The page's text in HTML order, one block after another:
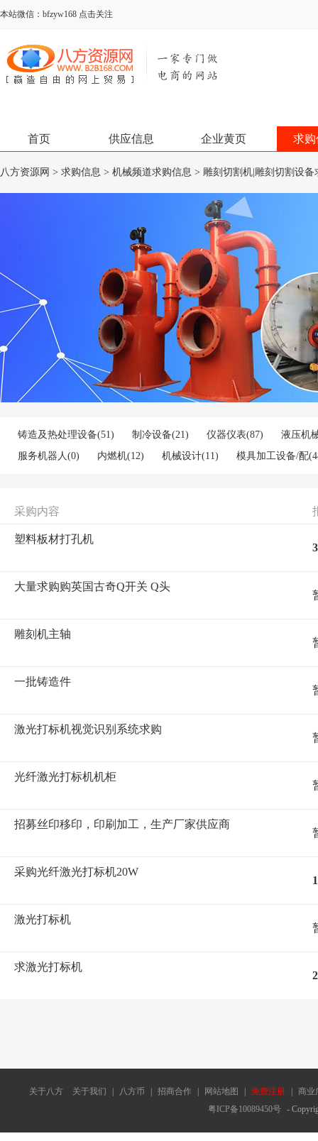
本站微信：bfzyw168 点击关注
首页 供应信息 企业黄页 求
八方资源网 > 求购信息 > 机械频道求购信息 > 雕刻切割机|雕刻切割设备
铸造及热处理设备(51) 制冷设备(21) 仪器仪表(87)
液压机
服务机器人(0) 内燃机(12) 机械设计(11) 模具加工设备/配
化工管道及配件
阀
传动件(42) 电焊/切割设备 电工电气
采购内容
塑料板材打孔机
3
大量求购购英国古奇Q开关 Q头
雕刻机主轴
一批铸造件
激光打标机视觉识别系统求购
光纤激光打标机机柜
招募丝印移印，印刷加工，生产厂家供应商
采购光纤激光打标机20W
1
激光打标机
求激光打标机
2
关于八方 关于我们 八方币 招商合作 网站地图 免费注册
商业
粤ICP备10089450号 -